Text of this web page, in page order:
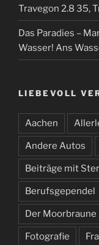
Travegon 2.8 35,
Das Paradies –
Wasser! Ans
LIEBEVOLL
Aachen
Andere Autos
Beiträge mit
Berufsgependel
Der Moorbraune
Fotografie